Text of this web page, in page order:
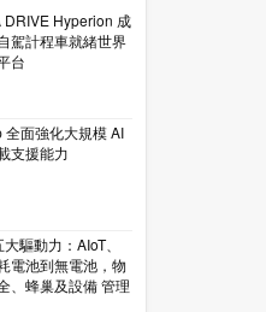
米波技術
DRIVE Hyperion 成
駕計程車就緒世界
台
全面強化大規模 AI
支援能力
驅動力：AIoT、
電池到無電池，物
、蜂巢及設備 管理